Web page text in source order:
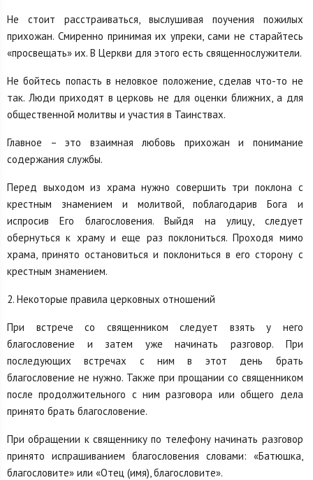
Не стоит расстраиваться, выслушивая поучения пожилых
прихожан. Смиренно принимая их упреки, сами не старайтесь
«просвещать» их. В Церкви для этого есть священнослужители.
Не бойтесь попасть в неловкое положение, сделав что-то не
так. Люди приходят в церковь не для оценки ближних, а для
общественной молитвы и участия в Таинствах.
Главное – это взаимная любовь прихожан и понимание
содержания службы.
Перед выходом из храма нужно совершить три поклона с
крестным знамением и молитвой, поблагодарив Бога и
испросив Его благословения. Выйдя на улицу, следует
обернуться к храму и еще раз поклониться. Проходя мимо
храма, принято остановиться и поклониться в его сторону с
крестным знамением.
2. Некоторые правила церковных отношений
При встрече со священником следует взять у него
благословение и затем уже начинать разговор. При
последующих встречах с ним в этот день брать
благословение не нужно. Также при прощании со священником
после продолжительного с ним разговора или общего дела
принято брать благословение.
При обращении к священнику по телефону начинать разговор
принято испрашиванием благословения словами: «Батюшка,
благословите» или «Отец (имя), благословите».